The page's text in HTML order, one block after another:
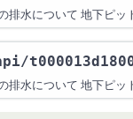
排水について 地下ピッ
/
排水について 地下ピッ